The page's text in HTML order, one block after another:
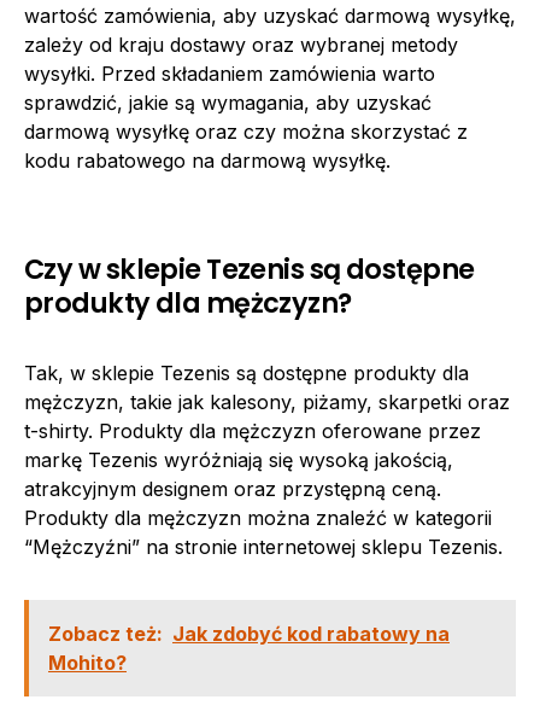
wartość zamówienia, aby uzyskać darmową wysyłkę,
zależy od kraju dostawy oraz wybranej metody
wysyłki. Przed składaniem zamówienia warto
sprawdzić, jakie są wymagania, aby uzyskać
darmową wysyłkę oraz czy można skorzystać z
kodu rabatowego na darmową wysyłkę.
Czy w sklepie Tezenis są dostępne
produkty dla mężczyzn?
Tak, w sklepie Tezenis są dostępne produkty dla
mężczyzn, takie jak kalesony, piżamy, skarpetki oraz
t-shirty. Produkty dla mężczyzn oferowane przez
markę Tezenis wyróżniają się wysoką jakością,
atrakcyjnym designem oraz przystępną ceną.
Produkty dla mężczyzn można znaleźć w kategorii
“Mężczyźni” na stronie internetowej sklepu Tezenis.
Zobacz też: Jak zdobyć kod rabatowy na
Mohito?